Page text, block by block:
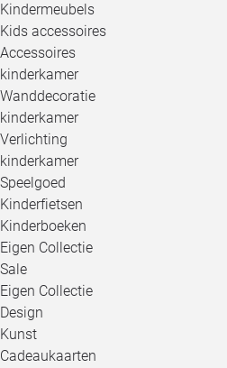
Kindermeubels
Kids accessoires
Accessoires
kinderkamer
Wanddecoratie
kinderkamer
Verlichting
kinderkamer
Speelgoed
Kinderfietsen
Kinderboeken
Eigen Collectie
Sale
Eigen Collectie
Design
Kunst
Cadeaukaarten